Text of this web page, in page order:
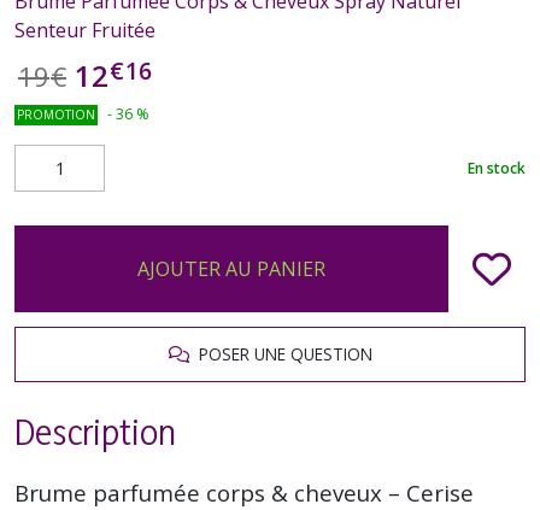
Senteur Fruitée
19€ 12€16
PROMOTION -36 %
En stock
AJOUTER AU PANIER
POSER UNE QUESTION
Description
Brume parfumée corps & cheveux – Cerise